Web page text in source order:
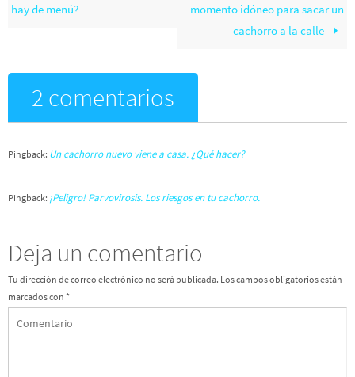
hay de menú?
momento idóneo para sacar un
cachorro a la calle
2 comentarios
Pingback: Un cachorro nuevo viene a casa. ¿Qué hacer?
Pingback: ¡Peligro! Parvovirosis. Los riesgos en tu cachorro.
Deja un comentario
Tu dirección de correo electrónico no será publicada. Los campos obligatorios están
marcados con *